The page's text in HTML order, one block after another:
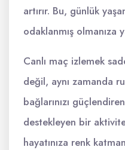
artırır. Bu, günlük
odaklanmış olmanıza
Canlı maç izlemek
değil, aynı zamanda
bağlarınızı
destekleyen bir
hayatınıza renk